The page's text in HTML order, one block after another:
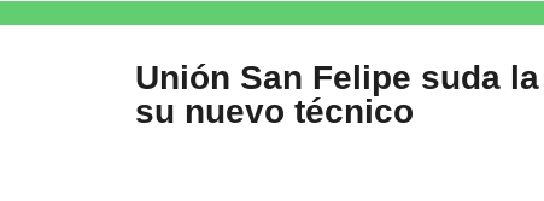
Unión San Felipe suda
su nuevo técnico